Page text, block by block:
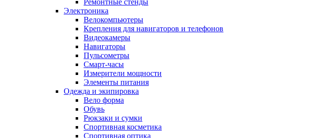
Электроника
Велокомпьютеры
Крепления для навигаторов и телефонов
Видеокамеры
Навигаторы
Пульсометры
Смарт-часы
Измерители мощности
Элементы питания
Одежда и экипировка
Вело форма
Обувь
Рюкзаки и сумки
Спортивная косметика
Спортивная оптика